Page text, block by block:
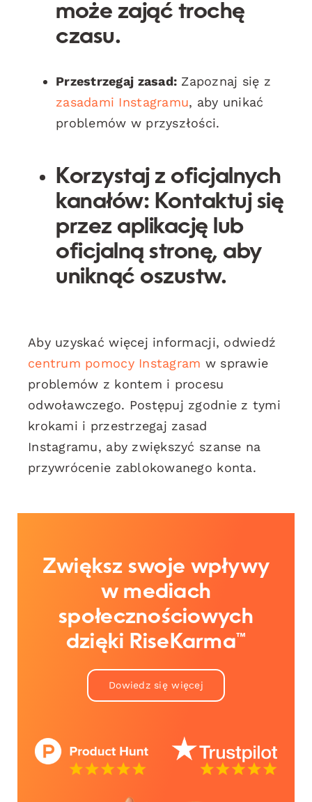
może zająć trochę
czasu.
Przestrzegaj zasad: Zapoznaj się z
zasadami Instagramu, aby unikać
problemów w przyszłości.
Korzystaj z oficjalnych
kanałów: Kontaktuj się
przez aplikację lub
oficjalną stronę, aby
uniknąć oszustw.
Aby uzyskać więcej informacji, odwiedź
centrum pomocy Instagram w sprawie
problemów z kontem i procesu
odwoławczego. Postępuj zgodnie z tymi
krokami i przestrzegaj zasad
Instagramu, aby zwiększyć szanse na
przywrócenie zablokowanego konta.
Zwiększ swoje wpływy
w mediach
społecznościowych
dzięki RiseKarma™
Dowiedz się więcej